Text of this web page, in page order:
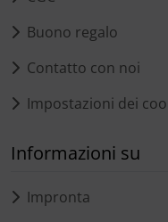
Buono regalo
Contatto con noi
Impostazioni dei
Informazioni su
Impronta